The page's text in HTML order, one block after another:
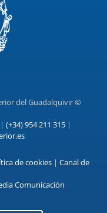
del Guadalquivir ©
| (+34) 954 211 315 |
de cookies| Canal de
Comunicación